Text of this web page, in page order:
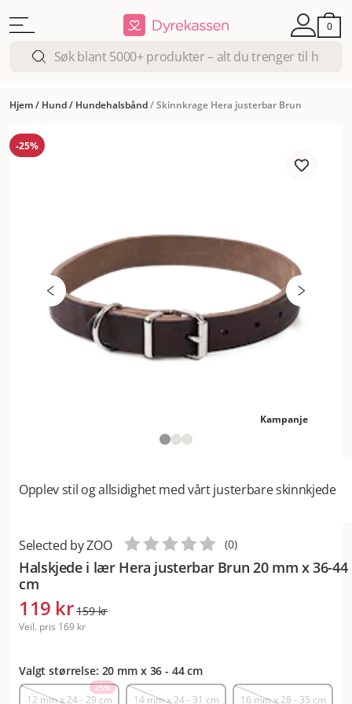
0
Hjem/ Hund/ Hundehalsbånd/Skinnkrage Hera justerbar Brun
-25%
Kampanje
Opplev stil og allsidighet med vårt justerbare skinnkjede
Selected by ZOO
Halskjede i lær Hera justerbar Brun 20 mm x 36-44
cm
(0)
119 kr 159 kr
Veil. pris 169 kr
Valgt størrelse: 20 mm x 36 - 44 cm
25%
12 mm x 24 - 29 cm
14 mm x 24 - 31 cm
16 mm x 28 - 35 cm